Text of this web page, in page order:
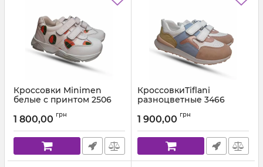
Кроссовки Minimen
белые с принтом 2506
1 800,00 грн
КроссовкиTiflani
разноцветные 3466
1 900,00 грн